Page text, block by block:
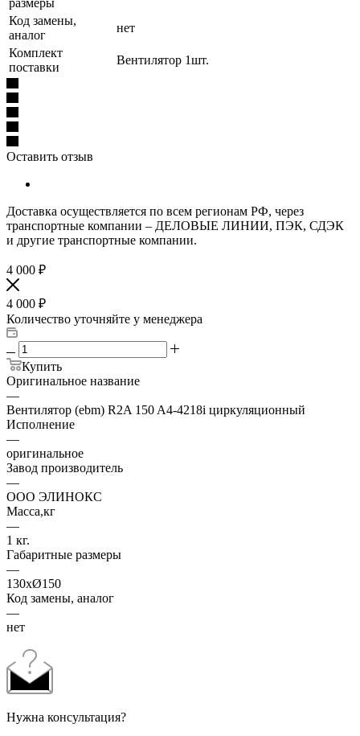
Код замены,
аналог
нет
Комплект
поставки
Вентилятор 1шт.
Оставить отзыв
Доставка осуществляется по всем регионам РФ, через
транспортные компании – ДЕЛОВЫЕ ЛИНИИ, ПЭК, СДЭК
и другие транспортные компании.
4 000 ₽
4 000 ₽
Количество уточняйте у менеджера
Купить
Оригинальное название
—
Вентилятор (ebm) R2A 150 A4-4218i циркуляционный
Исполнение
—
оригинальное
Завод производитель
—
ООО ЭЛИНОКС
Масса,кг
—
1 кг.
Габаритные размеры
—
130хØ150
Код замены, аналог
—
нет
Нужна консультация?